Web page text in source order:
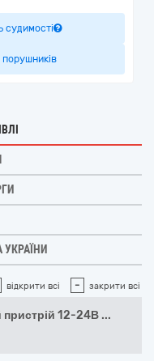
судимості
порушників
відкрити всі - закрити всі
12-24В ...